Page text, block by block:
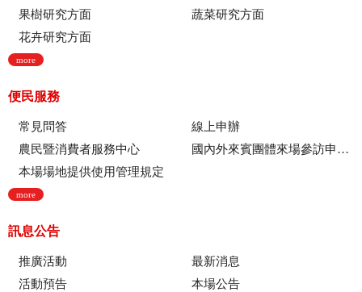
果樹研究方面
蔬菜研究方面
花卉研究方面
more
便民服務
常見問答
線上申辦
農民暨消費者服務中心
國內外來賓團體來場參訪申請流程
本場場地提供使用管理規定
more
訊息公告
推廣活動
最新消息
活動預告
本場公告